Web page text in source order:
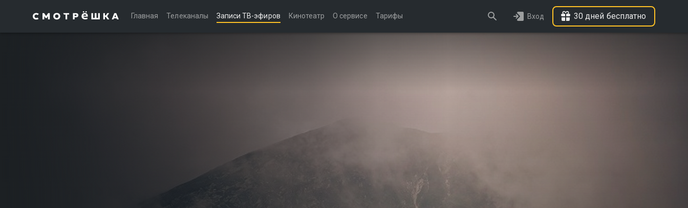
Главная Телеканалы Записи ТВ-эфиров Кинотеатр О сервисе Тарифы Вход 30 дней бесплатно